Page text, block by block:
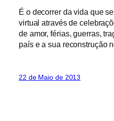
É o decorrer da vida que
virtual através de
de amor, férias, guerras,
país e a sua reconstrução
22 de Maio de 2013